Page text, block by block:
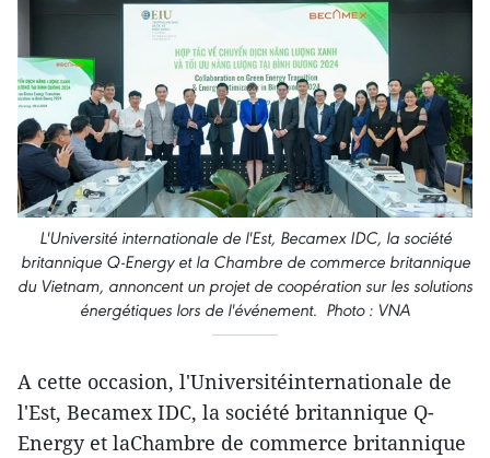
L'Université internationale de l'Est, Becamex IDC, la société
britannique Q-Energy et la Chambre de commerce britannique
du Vietnam, annoncent un projet de coopération sur les solutions
énergétiques lors de l'événement. Photo : VNA
A cette occasion, l'Universitéinternationale de
l'Est, Becamex IDC, la société britannique Q-
Energy et laChambre de commerce britannique